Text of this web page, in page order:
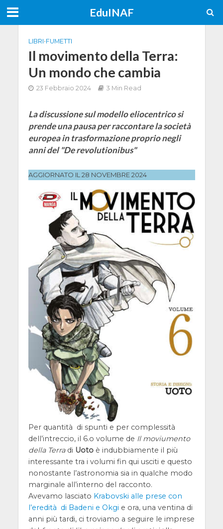
EduINAF
LIBRI•FUMETTI
Il movimento della Terra:
Un mondo che cambia
23 Febbraio 2024 3 Min Read
La discussione sul modello eliocentrico si
prende una pausa per raccontare la società
europea in trasformazione proprio negli
anni del "De revolutionibus"
AGGIORNATO IL 28 NOVEMBRE 2024
Per quantità di spunti e per complessità
dell’intreccio, il 6.o volume de Il moviumento
della Terradi Uotoè indubbiamente il più
interessante tra i volumi fin qui usciti e questo
nonostante l’astronomia sia in qualche modo
marginale all’interno del racconto.
Avevamo lasciato Krabovski alle prese con
l’eredità di Badeni e Okgi e ora, una ventina di
anni più tardi, ci troviamo a seguire le imprese